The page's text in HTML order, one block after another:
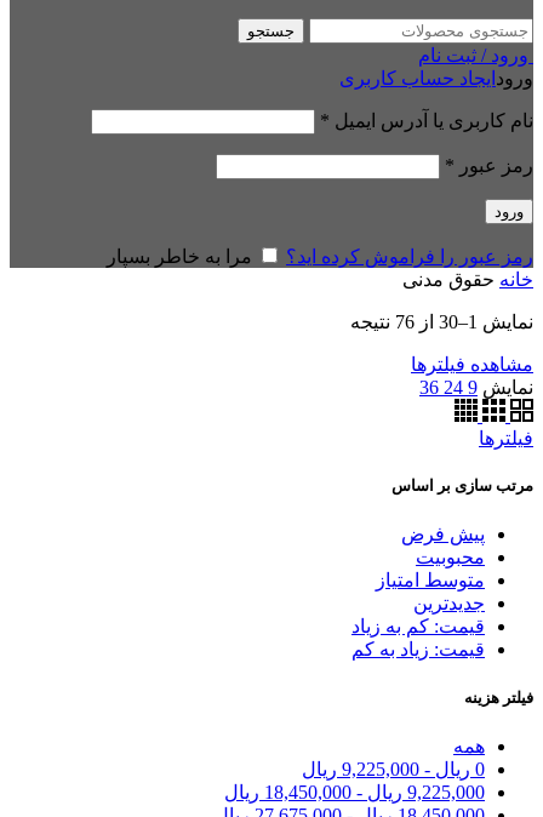
جستجو
ورود / ثبت نام
ورود ایجاد حساب کاربری
نام کاربری یا آدرس ایمیل *
رمز عبور *
ورود
رمز عبور را فراموش کرده اید؟
مرا به خاطر بسپار
خانه حقوق مدنی
نمایش 1–30 از 76 نتیجه
مشاهده فیلترها
نمایش 9
24
36
فیلترها
مرتب سازی بر اساس
پیش فرض
محبوبیت
متوسط امتیاز
جدیدترین
قیمت: کم به زیاد
قیمت: زیاد به کم
فیلتر هزینه
همه
0 ریال -
9,225,000 ریال
9,225,000 ریال -
18,450,000 ریال